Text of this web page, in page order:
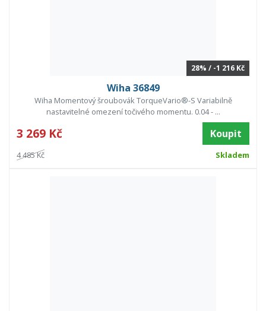
28% / -1 216 Kč
Wiha 36849
Wiha Momentový šroubovák TorqueVario®-S Variabilně
nastavitelné omezení točivého momentu. 0.04 - ...
3 269 Kč Koupit
4 485 Kč Skladem